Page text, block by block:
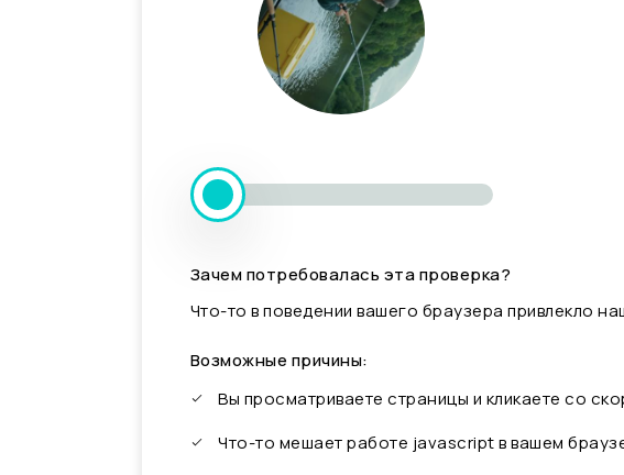
Зачем потребовалась эта проверка?
Что-то в поведении вашего браузера привлекло
Возможные причины:
Вы просматриваете страницы и кликаете со
Что-то мешает работе javascript в вашем